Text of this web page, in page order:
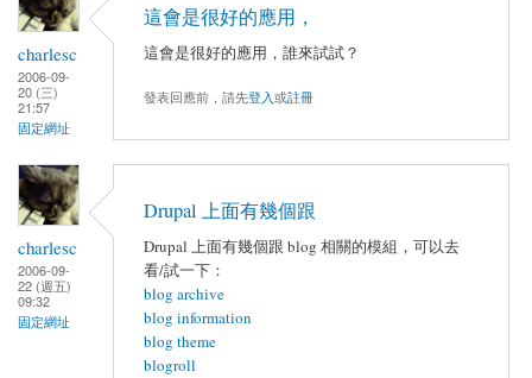
charlesc
2006-09-
20 (三)
21:57
固定網址
這會是很好的應用，
這會是很好的應用，誰來試試？
發表回應前，請先登入或註冊
charlesc
2006-09-
22 (週五)
09:32
固定網址
Drupal 上面有幾個跟
Drupal 上面有幾個跟 blog 相關的模組，可以去
看/試一下：
blog archive
blog information
blog theme
blogroll